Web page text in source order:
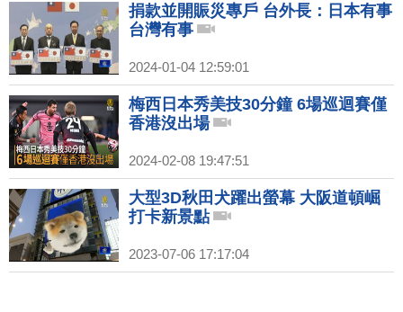
捐款並開賑災專戶 台外長：日本有事
台灣有事
2024-01-04 12:59:01
梅西日本秀美技30分鐘 6場巡迴賽僅
香港沒出場
2024-02-08 19:47:51
大型3D秋田犬躍出螢幕 大阪道頓崛
打卡新景點
2023-07-06 17:17:04